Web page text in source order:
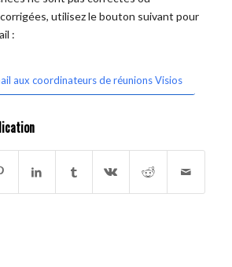
utilisez le bouton suivant pour
:
aux coordinateurs de réunions Visios